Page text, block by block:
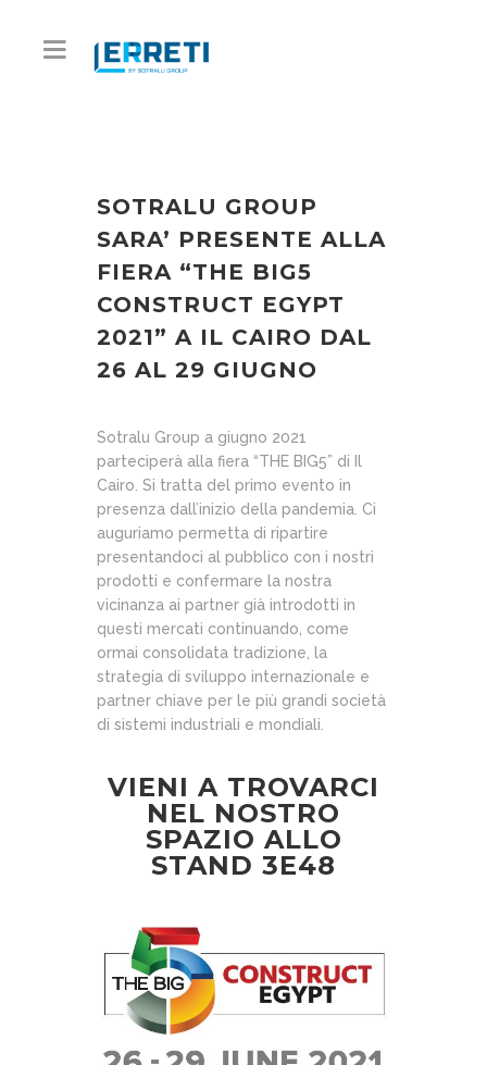
SOTRALU GROUP
SARA’ PRESENTE ALLA
FIERA “THE BIG5
CONSTRUCT EGYPT
2021” A IL CAIRO DAL
26 AL 29 GIUGNO
Sotralu Group a giugno 2021
parteciperà alla fiera “THE BIG5” di Il
Cairo. Si tratta del primo evento in
presenza dall’inizio della pandemia. Ci
auguriamo permetta di ripartire
presentandoci al pubblico con i nostri
prodotti e confermare la nostra
vicinanza ai partner già introdotti in
questi mercati continuando, come
ormai consolidata tradizione, la
strategia di sviluppo internazionale e
partner chiave per le più grandi società
di sistemi industriali e mondiali
VIENI A TROVARCI
NEL NOSTRO
SPAZIO ALLO
STAND 3E48